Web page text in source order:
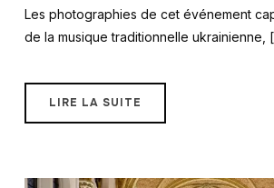
Les photographies de cet événement
de la musique traditionnelle ukrainienne,
LIRE LA SUITE